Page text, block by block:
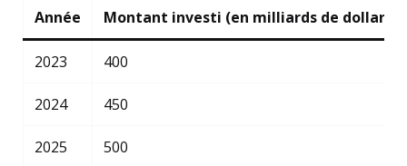
Année Montant investi (en milliards de dollars)
2023 400
2024 450
2025 500